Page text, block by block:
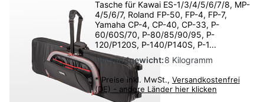
Tasche für Kawai ES-1/3/4/5/6/7/8, MP-
4/5/6/7, Roland FP-50, FP-4, FP-7,
Yamaha CP-4, CP-40, CP-33, P-
60/60S/70, P-80/85/90/95, P-
120/P120S, P-140/P140S, P-1...
Versandgewicht:8 Kilogramm
* Preise inkl. MwSt., Versandkostenfrei
(DE) - andere Länder hier klicken